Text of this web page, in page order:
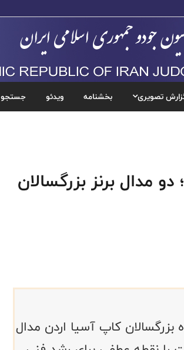
تصویری بخشنامه ویدئو جستجو
مدال برنز بزرگسالان
بزرگسالان کاپ آسیا اردن مدال